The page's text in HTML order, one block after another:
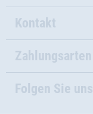
Kontakt
Zahlungsarten
Folgen Sie uns